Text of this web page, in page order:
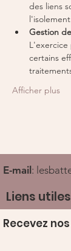
des liens
Gestion
certains
Afficher plus
E-mail :
Liens utiles
Recevez